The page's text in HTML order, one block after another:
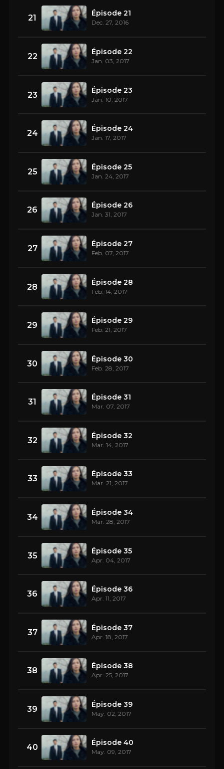
21 Épisode 21
Dec. 27, 2016
22 Épisode 22
Jan. 03, 2017
23 Épisode 23
Jan. 10, 2017
24 Épisode 24
Jan. 17, 2017
25 Épisode 25
Jan. 24, 2017
26 Épisode 26
Jan. 31, 2017
27 Épisode 27
Feb. 07, 2017
28 Épisode 28
Feb. 14, 2017
29 Épisode 29
Feb. 21, 2017
30 Épisode 30
Feb. 28, 2017
31 Épisode 31
Mar. 07, 2017
32 Épisode 32
Mar. 14, 2017
33 Épisode 33
Mar. 21, 2017
34 Épisode 34
Mar. 28, 2017
35 Épisode 35
Apr. 04, 2017
36 Épisode 36
Apr. 11, 2017
37 Épisode 37
Apr. 18, 2017
38 Épisode 38
Apr. 25, 2017
39 Épisode 39
May. 02, 2017
40 Épisode 40
May. 09, 2017